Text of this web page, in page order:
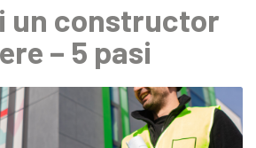
un constructor
– 5 pasi